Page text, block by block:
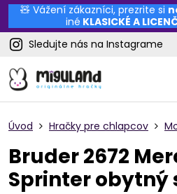
🧸 Vážení zákazníci, prezrite si
iné KLASICKÉ A
Sledujte nás na Instagrame
Úvod Hračky pre chlapcov
Bruder 2672
Sprinter obytný